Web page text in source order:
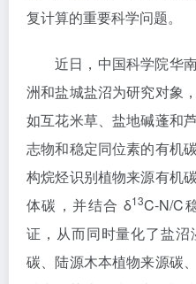
复计算的重要科学问题。
近日，中国科学院华
洲和盐城盐沼为研究对象
如互花米草、盐地碱蓬和
志物和稳定同位素的有机
构烷烃识别植物来源有机
体碳，并结合 δ13C-N/C
证，从而同时量化了盐
碳、陆源木本植物来源碳